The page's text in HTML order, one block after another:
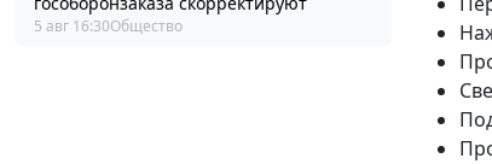
5 авг 16:30Общество